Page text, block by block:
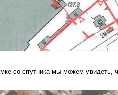
со спутника мы можем увидеть,